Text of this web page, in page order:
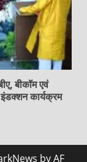
बीकॉम एवं
कार्यक्रम
by AF